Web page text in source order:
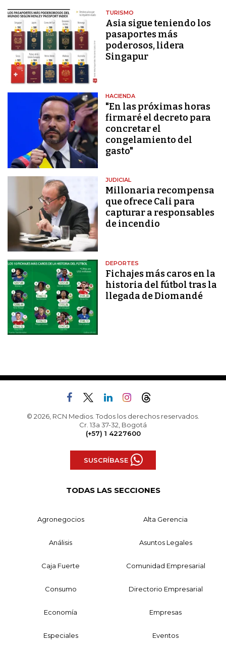
TURISMO
Asia sigue teniendo los
pasaportes más
poderosos, lidera
Singapur
HACIENDA
"En las próximas horas
firmaré el decreto para
concretar el
congelamiento del
gasto"
JUDICIAL
Millonaria recompensa
que ofrece Cali para
capturar a responsables
de incendio
DEPORTES
Fichajes más caros en la
historia del fútbol tras la
llegada de Diomandé
© 2026, RCN Medios. Todos los derechos reservados.
Cr. 13a 37-32, Bogotá
(+57) 1 4227600
SUSCRÍBASE
TODAS LAS SECCIONES
Agronegocios Alta Gerencia
Análisis Asuntos Legales
Caja Fuerte Comunidad Empresarial
Consumo Directorio Empresarial
Economía Empresas
Especiales Eventos